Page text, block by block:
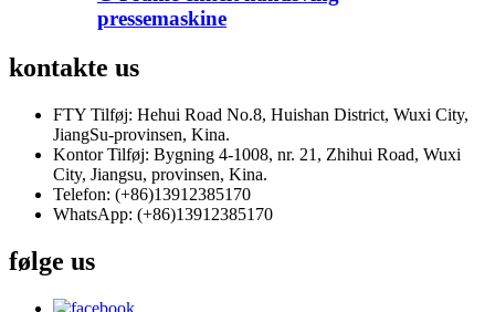
pressemaskine
kontakte us
FTY Tilføj: Hehui Road No.8, Huishan District, Wuxi City,
JiangSu-provinsen, Kina.
Kontor Tilføj: Bygning 4-1008, nr. 21, Zhihui Road, Wuxi
City, Jiangsu, provinsen, Kina.
Telefon: (+86)13912385170
WhatsApp: (+86)13912385170
følge us